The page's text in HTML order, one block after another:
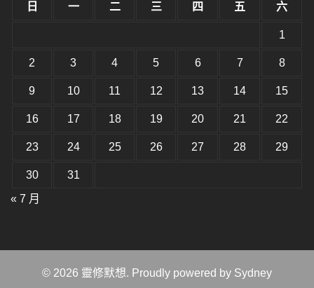
小。
日 一 二 三 四 五 六
1
2 3 4 5 6 7 8
9 10 11 12 13 14 15
16 17 18 19 20 21 22
23 24 25 26 27 28 29
30
31
« 7 月
© 2026 靈修默想. Proudly powered by Sydney